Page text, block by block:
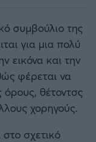
συμβούλιο της
για μια πολύ
εικόνα και την
φέρεται να
θέτοντσς
χορηγούς.
σχετικό